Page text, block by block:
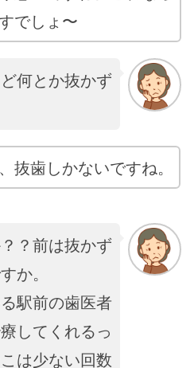
でしょ〜
何とか抜かず
抜歯しかないですね。
？前は抜かず
か。
駅前の歯医者
してくれるっ
は少ない回数